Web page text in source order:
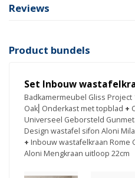
Reviews
Product bundels
Set Inbouw
Badkamermeubel Gliss Project
Oak⎢Onderkast met topblad +
Universeel Geborsteld
Design wastafel sifon Aloni
+ Inbouw wastafelkraan Rome
Aloni Mengkraan uitloop 22cm